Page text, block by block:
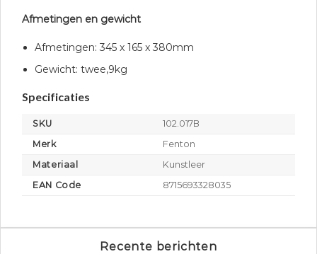
Afmetingen en gewicht
Afmetingen: 345 x 165 x 380mm
Gewicht: twee,9kg
Specificaties
SKU
102.017B
Merk
Fenton
Materiaal
Kunstleer
EAN Code
8715693328035
Recente berichten